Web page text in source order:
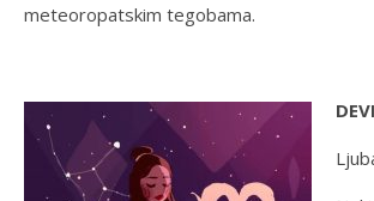
meteoropatskim tegobama.